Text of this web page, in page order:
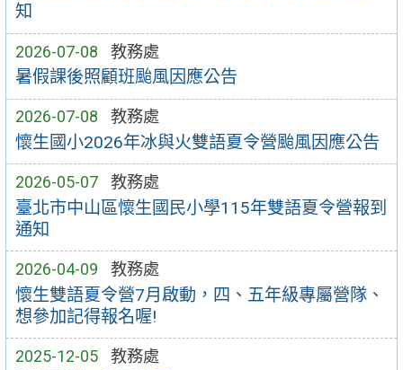
知
2026-07-08 教務處
暑假課後照顧班颱風因應公告
2026-07-08 教務處
懷生國小2026年冰與火雙語夏令營颱風因應公告
2026-05-07 教務處
臺北市中山區懷生國民小學115年雙語夏令營報到
通知
2026-04-09 教務處
懷生雙語夏令營7月啟動，四、五年級專屬營隊、
想參加記得報名喔!
2025-12-05 教務處